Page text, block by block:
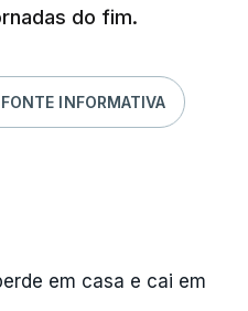
do fim.
INFORMATIVA
em casa e cai em